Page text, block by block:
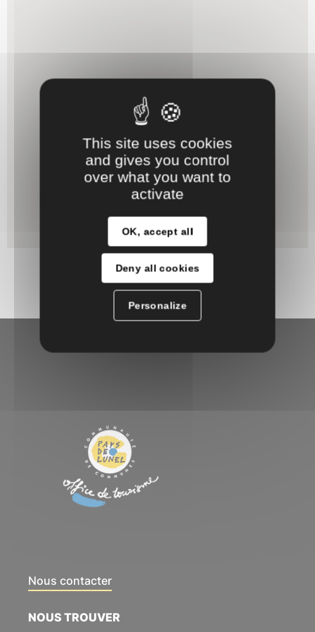
Nous contacter
NOUS TROUVER
This site uses cookies
and gives you control
over what you want to
activate
OK, accept all
Deny all cookies
Personalize